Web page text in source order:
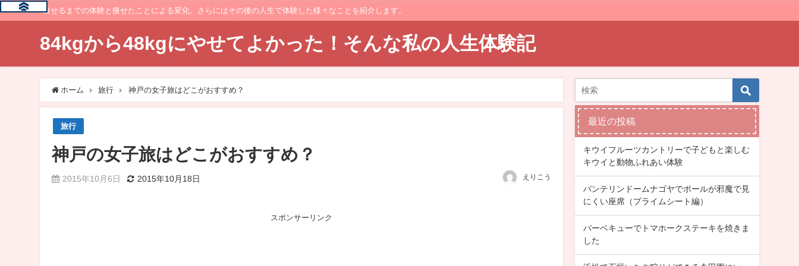
痩せるまでの体験と痩せたことによる変化、さらにはその後の人生で体験した様々なことを紹介します。
84kgから48kgにやせてよかった！そんな私の人生体験記
ホーム 旅行 神戸の女子旅はどこがおすすめ？
旅行
神戸の女子旅はどこがおすすめ？
2015年10月6日 2015年10月18日 えりこう
スポンサーリンク
最近の投稿
キウイフルーツカントリーで子どもと楽しむ
キウイと動物ふれあい体験
バンテリンドームナゴヤでポールが邪魔で見
にくい座席（プライムシート編）
バーベキューでトマホークステーキを焼きま
した